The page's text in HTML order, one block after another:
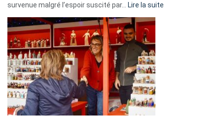
survenue malgré l’espoir suscité par… Lire la suite